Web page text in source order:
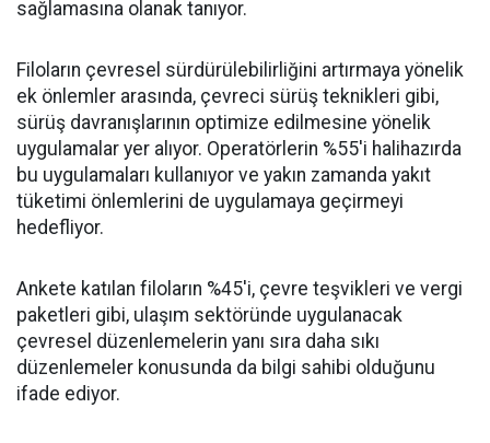
sağlamasına olanak tanıyor.
Filoların çevresel sürdürülebilirliğini artırmaya yönelik
ek önlemler arasında, çevreci sürüş teknikleri gibi,
sürüş davranışlarının optimize edilmesine yönelik
uygulamalar yer alıyor. Operatörlerin %55'i halihazırda
bu uygulamaları kullanıyor ve yakın zamanda yakıt
tüketimi önlemlerini de uygulamaya geçirmeyi
hedefliyor.
Ankete katılan filoların %45'i, çevre teşvikleri ve vergi
paketleri gibi, ulaşım sektöründe uygulanacak
çevresel düzenlemelerin yanı sıra daha sıkı
düzenlemeler konusunda da bilgi sahibi olduğunu
ifade ediyor.